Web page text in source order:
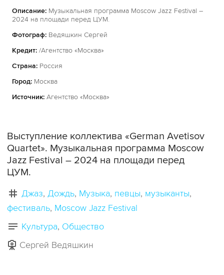
Описание: Музыкальная программа Moscow Jazz Festival –
2024 на площади перед ЦУМ.
Фотограф: Ведяшкин Сергей
Кредит: /Агентство «Москва»
Страна: Россия
Город: Москва
Источник: Агентство «Москва»
Выступление коллектива «German Avetisov
Quartet». Музыкальная программа Moscow
Jazz Festival – 2024 на площади перед
ЦУМ.
Джаз Дождь Музыка певцы музыканты
фестиваль Moscow Jazz Festival
Культура Общество
Сергей Ведяшкин